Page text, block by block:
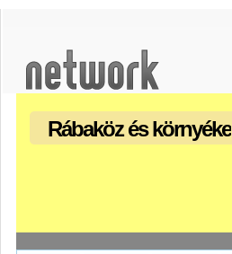
Rábaköz és környéke